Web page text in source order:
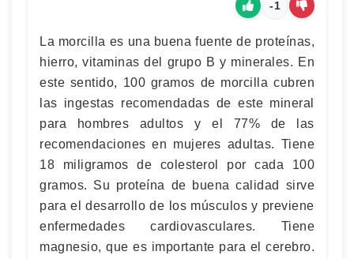
-1
La morcilla es una buena fuente de proteínas,
hierro, vitaminas del grupo B y minerales. En
este sentido, 100 gramos de morcilla cubren
las ingestas recomendadas de este mineral
para hombres adultos y el 77% de las
recomendaciones en mujeres adultas. Tiene
18 miligramos de colesterol por cada 100
gramos. Su proteína de buena calidad sirve
para el desarrollo de los músculos y previene
enfermedades cardiovasculares. Tiene
magnesio, que es importante para el cerebro.